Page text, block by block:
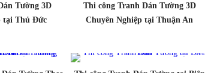
Tường 3D
tại Thủ Đức
Thi công Tranh Dán Tường 3D
Chuyên Nghiệp tại Thuận An